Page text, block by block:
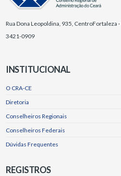
Rua Dona Leopoldina, 935, CentroFortaleza
3421-0909
INSTITUCIONAL
O CRA-CE
Diretoria
Conselheiros Regionais
Conselheiros Federais
Dúvidas Frequentes
REGISTROS